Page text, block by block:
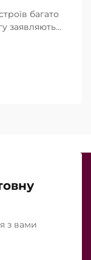
багато
заявляють
наскільки
з вами